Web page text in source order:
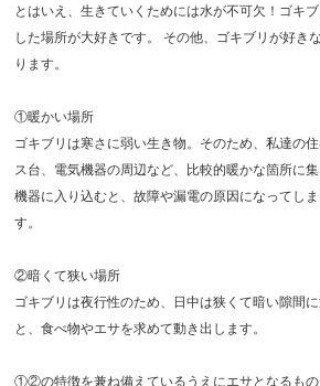
とはいえ、生きていくためには水が不可欠！ゴキ
した場所が大好きです。 その他、ゴキブリが好き
ります。
①暖かい場所
ゴキブリは寒さに弱い生き物。そのため、私達の
ス台、電気機器の周辺など、比較的暖かな箇所に
機器に入り込むと、故障や漏電の原因になってし
す。
②暗くて狭い場所
ゴキブリは夜行性のため、日中は狭くて暗い隙間
と、食べ物やエサを求めて動き出します。
①②の特徴を兼ね備えているうえにエサとなるも